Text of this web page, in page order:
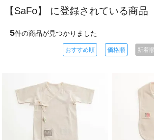
【SaFo】 に登録されている商品
5件の商品が見つかりました
おすすめ順 価格順 新着順